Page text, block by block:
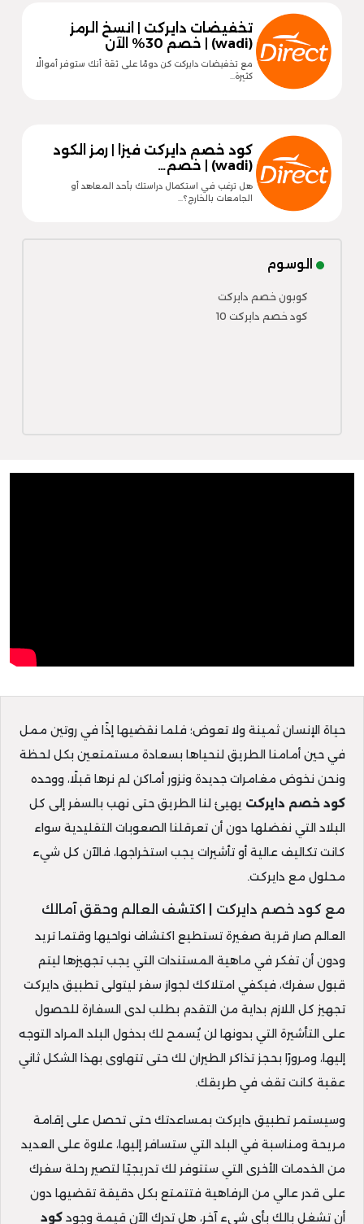
تخفيضات دايركت | انسخ الرمز
(wadi) | خصم 30% الآن
مع تخفيضات دايركت كن دومًا على ثقة أنك ستوفر أموالًا
كثيرة…
كود خصم دايركت فيزا | رمز الكود
(wadi) | خصم…
هل ترغب في استكمال دراستك بأحد المعاهد أو
الجامعات بالخارج؟…
الوسوم
كوبون خصم دايركت
كود خصم دايركت 10
حياة الإنسان ثمينة ولا تعوض؛ فلما نقضيها إذًا في روتين ممل
في حين أمامنا الطريق لنحياها بسعادة مستمتعين بكل لحظة
ونحن نخوض مغامرات جديدة ونزور أماكن لم نرها قبلًا، ووحده
كود خصم دايركت يهيئ لنا الطريق حتى نهب بالسفر إلى كل
البلاد التي نفضلها دون أن تعرقلنا الصعوبات التقليدية سواء
كانت تكاليف عالية أو تأشيرات يجب استخراجها، فالآن كل شيء
محلول مع دايركت.
مع كود خصم دايركت | اكتشف العالم وحقق آمالك
العالم صار قرية صغيرة تستطيع اكتشاف نواحيها وقتما تريد
ودون أن تفكر في ماهية المستندات التي يجب تجهيزها ليتم
قبول سفرك، فيكفي امتلاكك لجواز سفر ليتولى تطبيق دايركت
تجهيز كل اللازم بداية من التقدم بطلب لدى السفارة للحصول
على التأشيرة التي بدونها لن يُسمح لك بدخول البلد المراد التوجه
إليها، ومرورًا بحجز تذاكر الطيران لك حتى تتهاوى بهذا الشكل ثاني
عقبة كانت تقف في طريقك.
وسيستمر تطبيق دايركت بمساعدتك حتى تحصل على إقامة
مريحة ومناسبة في البلد التي ستسافر إليها، علاوة على العديد
من الخدمات الأخرى التي ستتوفر لك تدريجيًا لتصير رحلة سفرك
على قدر عالي من الرفاهية فتتمتع بكل دقيقة تقضيها دون
أن تشغل بالك بأي شيء آخر، هل تدرك الآن قيمة وجود كود